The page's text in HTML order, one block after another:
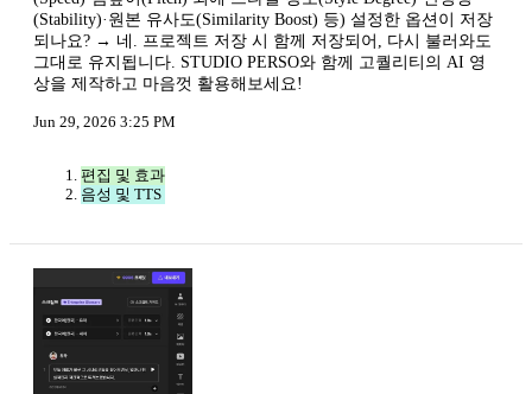
(Stability)·원본 유사도(Similarity Boost) 등) 설정한 옵션이 저장
되나요? → 네. 프로젝트 저장 시 함께 저장되어, 다시 불러와도
그대로 유지됩니다. STUDIO PERSO와 함께 고퀄리티의 AI 영
상을 제작하고 마음껏 활용해보세요!
Jun 29, 2026 3:25 PM
편집 및 효과
음성 및 TTS